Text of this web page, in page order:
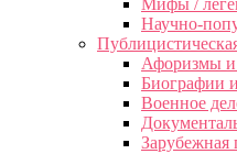
Мифы /
Научно-
Афоризмы
Биографии
Военное
Зарубежная